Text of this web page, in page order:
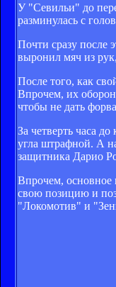
У "Севильи" до
разминулась с
Почти сразу после
выронил мяч из
После того, как
Впрочем, их
чтобы не дать
За четверть часа
угла штрафной. А
защитника Дарио
Впрочем, основное
свою позицию и
"Локомотив" и